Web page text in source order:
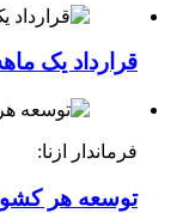
قرارداد یک
فرماندار ازنا:
توسعه هر